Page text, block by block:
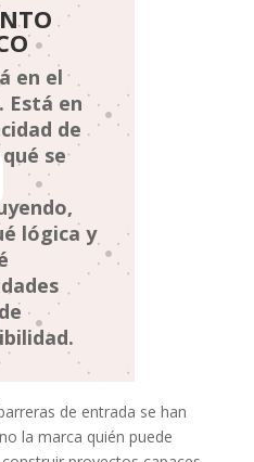
en el
Está en
de
se
lógica y
de entrada se han
la marca quién puede